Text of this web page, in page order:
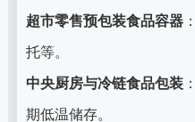
超市零售预包装食品容器
托等。
中央厨房与冷链食品包装
期低温储存。